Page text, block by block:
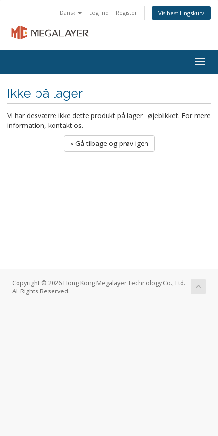
Dansk Log ind Register Vis bestillingskurv
Ikke på lager
Vi har desværre ikke dette produkt på lager i øjeblikket. For mere
information, kontakt os.
« Gå tilbage og prøv igen
Copyright © 2026 Hong Kong Megalayer Technology Co., Ltd.
All Rights Reserved.